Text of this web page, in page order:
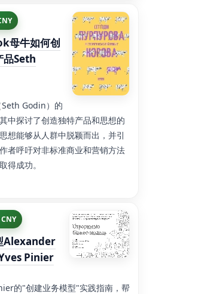
母牛如何创
品Seth
Seth Godin）的
中探讨了创造独特产品和思想的
想能够从人群中脱颖而出，并引
者呼吁对非标准商业和营销方法
得成功。
Alexander
Pinier
的"创建业务模型"实践指南，帮